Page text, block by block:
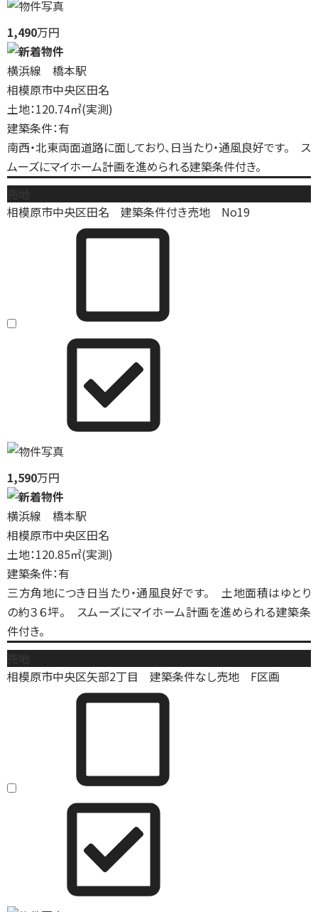
1,490万円
横浜線 橋本駅
相模原市中央区田名
土地：120.74㎡(実測)
建築条件：有
南西・北東両面道路に面しており、日当たり・通風良好です。 ス
ムーズにマイホーム計画を進められる建築条件付き。
相模原市中央区田名 建築条件付き売地 No19
1,590万円
横浜線 橋本駅
相模原市中央区田名
土地：120.85㎡(実測)
建築条件：有
三方角地につき日当たり・通風良好です。 土地面積はゆとり
の約３６坪。 スムーズにマイホーム計画を進められる建築条
件付き。
相模原市中央区矢部2丁目 建築条件なし売地 F区画